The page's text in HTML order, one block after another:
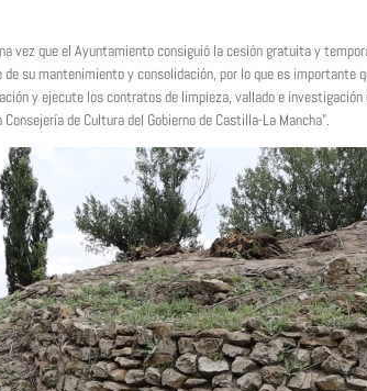
vez que el Ayuntamiento consiguió la cesión gratuita y
su mantenimiento y consolidación, por lo que es importante
y ejecute los contratos de limpieza, vallado e
de Cultura del Gobierno de Castilla-La Mancha”.